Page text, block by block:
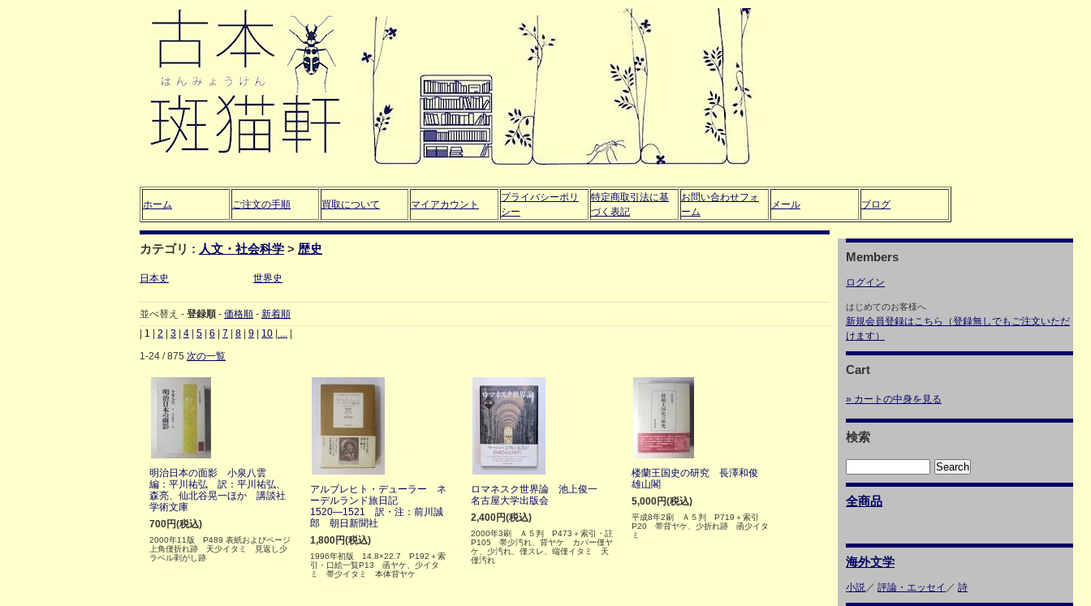
ホーム ご注文の手順 買取について マイアカウント
プライバシーポリ
シー
特定商取引法に基
づく表記
お問い合わせフォ
ーム
メール ブログ
カテゴリ : 人文・社会科学 > 歴史
日本史 世界史
並べ替え - 登録順 - 価格順 - 新着順
1 2 3 4 5 6 7 8 9 10 ...
1-24 / 875 次の一覧
明治日本の面影 小泉八雲
編：平川祐弘 訳：平川祐弘、
森亮、仙北谷晃一ほか 講談社
学術文庫
700円(税込)
2000年11版 P489 表紙およびページ
上角僅折れ跡 天少イタミ 見返し少
ラベル剥がし跡
アルブレヒト・デューラー ネ
ーデルランド旅日記
1520―1521 訳・注：前川誠
郎 朝日新聞社
1,800円(税込)
1996年初版 14.8×22.7 P192＋索
引・口絵一覧P13 函ヤケ、少イタ
ミ 帯少イタミ 本体背ヤケ
ロマネスク世界論 池上俊一
名古屋大学出版会
2,400円(税込)
2000年3刷 Ａ５判 P473＋索引・註
P105 帯少汚れ、背ヤケ カバー僅ヤ
ケ、少汚れ、僅スレ、端僅イタミ 天
僅汚れ
楼蘭王国史の研究 長澤和俊
雄山閣
5,000円(税込)
平成8年2刷 Ａ５判 P719＋索引
P20 帯背ヤケ、少折れ跡 函少イタ
ミ
Members
ログイン
はじめてのお客様へ
新規会員登録はこちら（登録無しでもご注文いただ
けます）
Cart
» カートの中身を見る
検索
全商品
海外文学
小説／ 評論・エッセイ ／ 詩